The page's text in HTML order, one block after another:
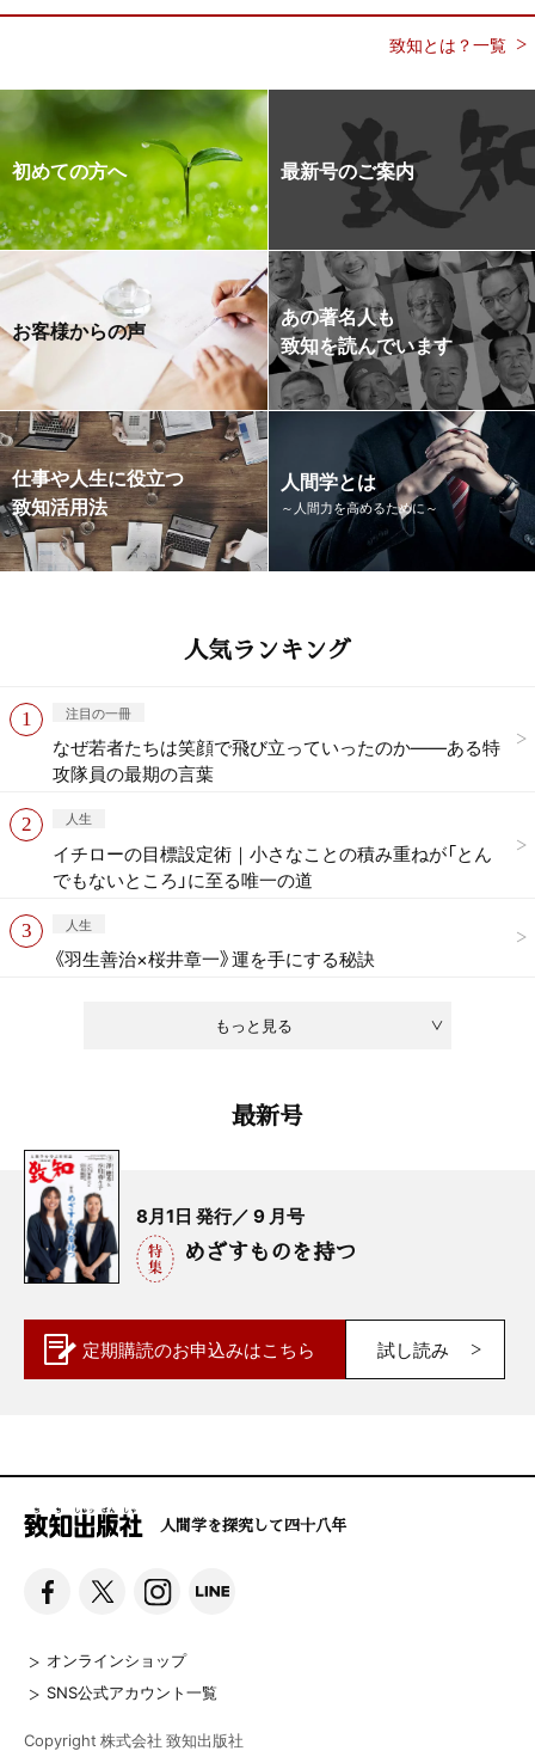
致知とは？一覧
初めての方へ 最新号のご案内
お客様からの声
あの著名人も
致知を読んでいます
仕事や人生に役立つ
致知活用法
人間学とは
～人間力を高めるために～
人気ランキング
もっと見る
注目の一冊
なぜ若者たちは笑顔で飛び立っていったのか——ある特
攻隊員の最期の言葉
人生
イチローの目標設定術｜小さなことの積み重ねが「とん
でもないところ」に至る唯一の道
人生
《羽生善治×桜井章一》運を手にする秘訣
最新号
8月1日 発行／ 9 月号
めざすものを持つ
定期購読のお申込みはこちら 試し読み
人間学を探究して四十八年
オンラインショップ
SNS公式アカウント一覧
Copyright 株式会社 致知出版社